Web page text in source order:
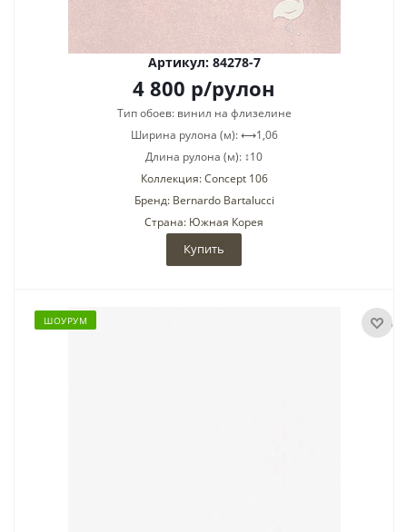
Артикул: 84278-7
4 800 р/рулон
Тип обоев: винил на флизелине
Ширина рулона (м): ⟷1,06
Длина рулона (м): ↕10
Коллекция: Concept 106
Бренд: Bernardo Bartalucci
Страна: Южная Корея
Купить
ШОУРУМ